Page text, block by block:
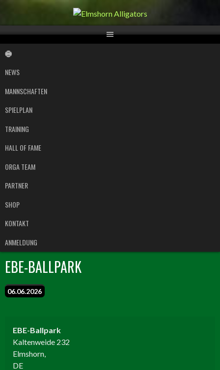
Inhalt
NEWS
MANNSCHAFTEN
SPIELPLAN
TRAINING
HALL OF FAME
ORGA TEAM
PARTNER
SHOP
KONTAKT
ANMELDUNG
EBE-BALLPARK
06.06.2026
EBE-Ballpark
Kaltenweide 232
Elmshorn,
DE